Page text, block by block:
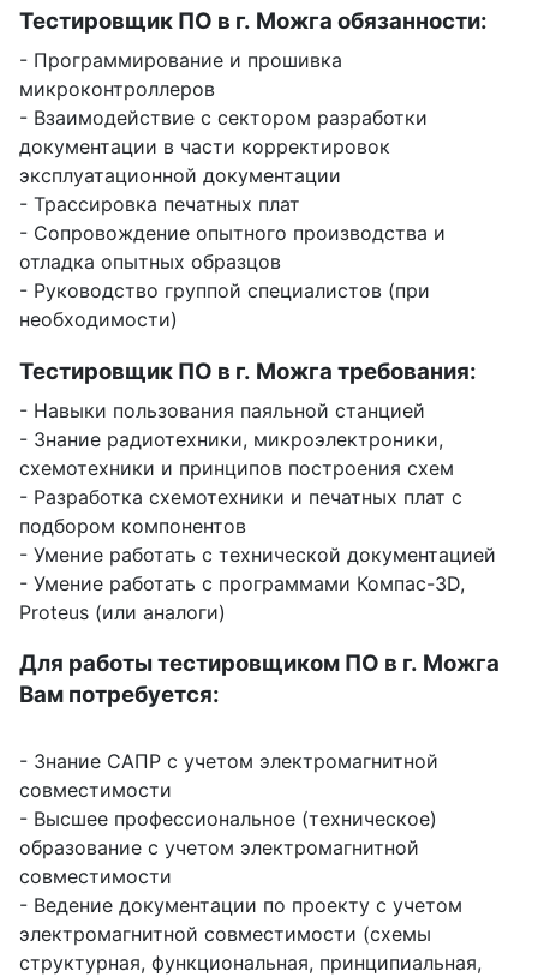
Тестировщик ПО в г. Можга обязанности:
- Программирование и прошивка
микроконтроллеров
- Взаимодействие с сектором разработки
документации в части корректировок
эксплуатационной документации
- Трассировка печатных плат
- Сопровождение опытного производства и
отладка опытных образцов
- Руководство группой специалистов (при
необходимости)
Тестировщик ПО в г. Можга требования:
- Навыки пользования паяльной станцией
- Знание радиотехники, микроэлектроники,
схемотехники и принципов построения схем
- Разработка схемотехники и печатных плат с
подбором компонентов
- Умение работать с технической документацией
- Умение работать с программами Компас-3D,
Proteus (или аналоги)
Для работы тестировщиком ПО в г. Можга
Вам потребуется:
- Знание САПР с учетом электромагнитной
совместимости
- Высшее профессиональное (техническое)
образование с учетом электромагнитной
совместимости
- Ведение документации по проекту с учетом
электромагнитной совместимости (схемы
структурная, функциональная, принципиальная,